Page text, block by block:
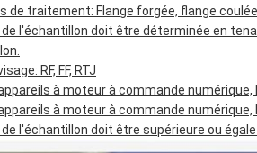
de traitement: Flange forgée, flange coulée
de l'échantillon doit être déterminée en
RF, FF, RTJ
à moteur à commande
à moteur à commande
de l'échantillon doit être supérieure ou égale